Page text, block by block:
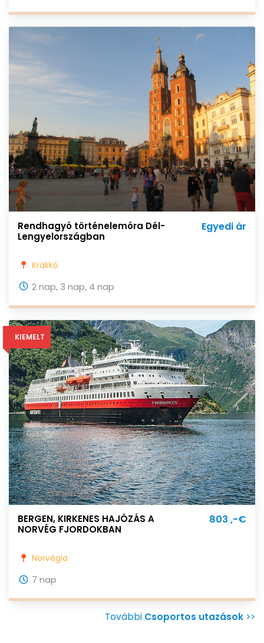
Rendhagyó történelemóra Dél-
Lengyelországban
Egyedi ár
Krakkó
2 nap, 3 nap, 4 nap
KIEMELT
BERGEN, KIRKENES HAJÓZÁS A
NORVÉG FJORDOKBAN
803 ,-€
Norvégia
7 nap
További Csoportos utazások >>